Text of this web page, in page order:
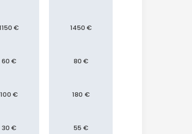
€ 1450 €
60 € 80 €
100 € 180 €
30 € 55 €